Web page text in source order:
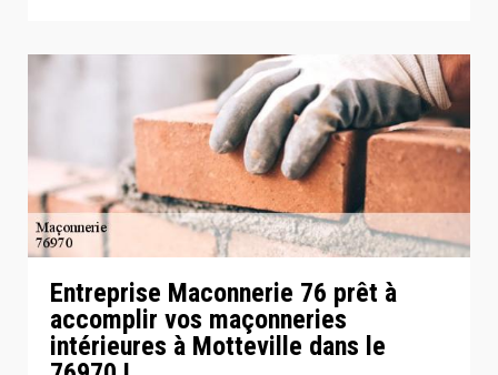
Entreprise Maconnerie 76 prêt à
accomplir vos maçonneries
intérieures à Motteville dans le